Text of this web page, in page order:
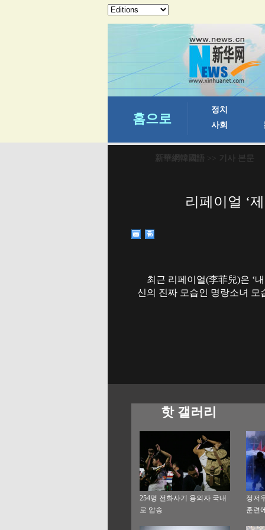
新華網韓國語 >> 기사 본문
리페이얼 ‘
최근 리페이얼(李菲兒)은 ‘
신의 진짜 모습인 명랑소녀 모
핫 갤러리
254명 전화사기 용의자 국내
로 압송
정저
훈련